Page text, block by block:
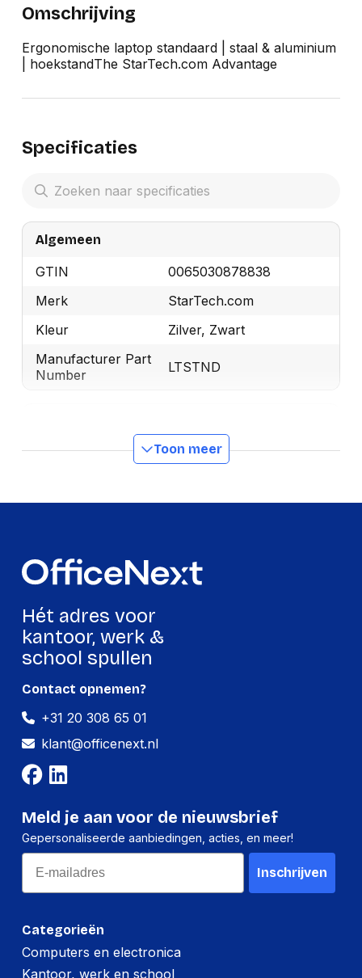
Omschrijving
Ergonomische laptop standaard | staal & aluminium
| hoekstandThe StarTech.com Advantage
Specificaties
Algemeen
GTIN
0065030878838
Merk
StarTech.com
Kleur
Zilver, Zwart
Manufacturer Part
Number
LTSTND
Materiaal
Aluminium, Staal
gewichtscapaciteit
Verstelbaar
Logistieke gegevens
Code
systeem (HS)
Diepte verpakking
420 mm
Hoogte verpakking
95 mm
Breedte verpakking
Toon meer
Hét adres voor
kantoor, werk &
school spullen
Categorieën
Computers en electronica
Kantoor, werk en school
Contact opnemen?
+31 20 308 65 01
klant@officenext.nl
Meld je aan voor de nieuwsbrief
Gepersonaliseerde aanbiedingen, acties, en meer!
Email
Inschrijven